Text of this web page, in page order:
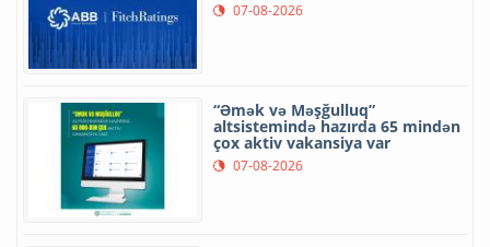
07-08-2026
“Əmək və Məşğulluq”
altsistemində hazırda 65 mindən
çox aktiv vakansiya var
07-08-2026